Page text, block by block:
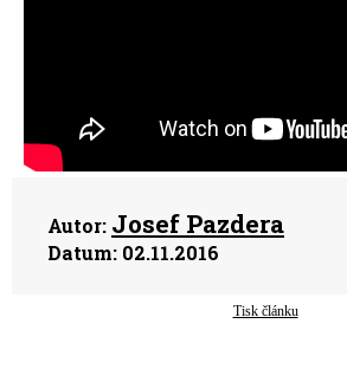
Autor: Josef Pazdera
Datum: 02.11.2016
Tisk článku